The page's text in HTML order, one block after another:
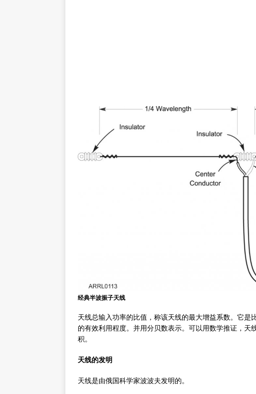
经典半波振子天线
天线总输入功率的比值，称该天线的最大增益系数。它
的有效利用程度。并用分贝数表示。可以用数学推证，
积。
天线的发明
天线是由俄国科学家波波夫发明的。